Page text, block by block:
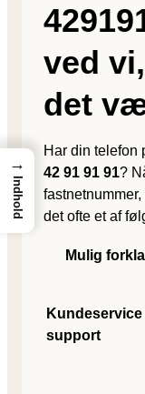
ved
det
Har din telefon
42 91 91 91?
det ofte et af
Mulig
Kundeservice
support
→
Indhold